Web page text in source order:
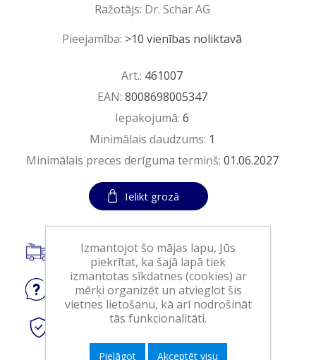
Ražotājs: Dr. Schär AG
Pieejamība: >10 vienības noliktavā
Art.: 461007
EAN: 8008698005347
Iepakojumā:6
Minimālais daudzums: 1
Minimālais preces derīguma termiņš: 01.06.2027
Ielikt grozā
Piegāde visā Latvijā.
Jautājietpar produktu
Izmantojot šo mājas lapu, Jūs
piekrītat, ka šajā lapā tiek
izmantotas sīkdatnes (cookies) ar
mērķi organizēt un atvieglot šis
vietnes lietošanu, kā arī nodrošināt
tās funkcionalitāti.
Pielāgot Akceptēt visu